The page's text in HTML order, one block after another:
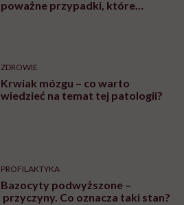
poważne przypadki, które
ZDROWIE
Krwiak mózgu – co warto
wiedzieć na temat tej patologii?
PROFILAKTYKA
Bazocyty podwyższone –
przyczyny. Co oznacza taki stan?